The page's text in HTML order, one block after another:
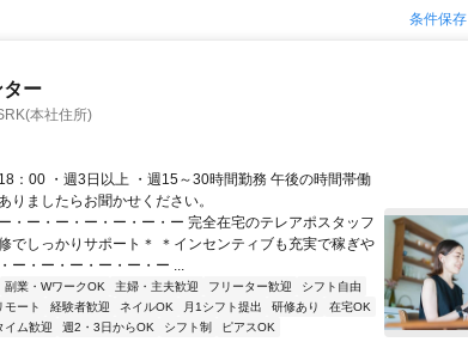
条件保存
ー
本社住所)
：00 ・週3日以上 ・週15～30時間勤務 午後の時間帯働
りましたらお聞かせください。
・ー・ー・ー・ー・ー・ー 完全在宅のテレアポスタッフ
でしっかりサポート＊ ＊インセンティブも充実で稼ぎや
ー・ー・ー・ー・ー・ー ...
副業・WワークOK 主婦・主夫歓迎 フリーター歓迎
シフト自由
モート 経験者歓迎 ネイルOK 月1シフト提出 研修あり
在宅OK
イム歓迎 週2・3日からOK シフト制 ピアスOK